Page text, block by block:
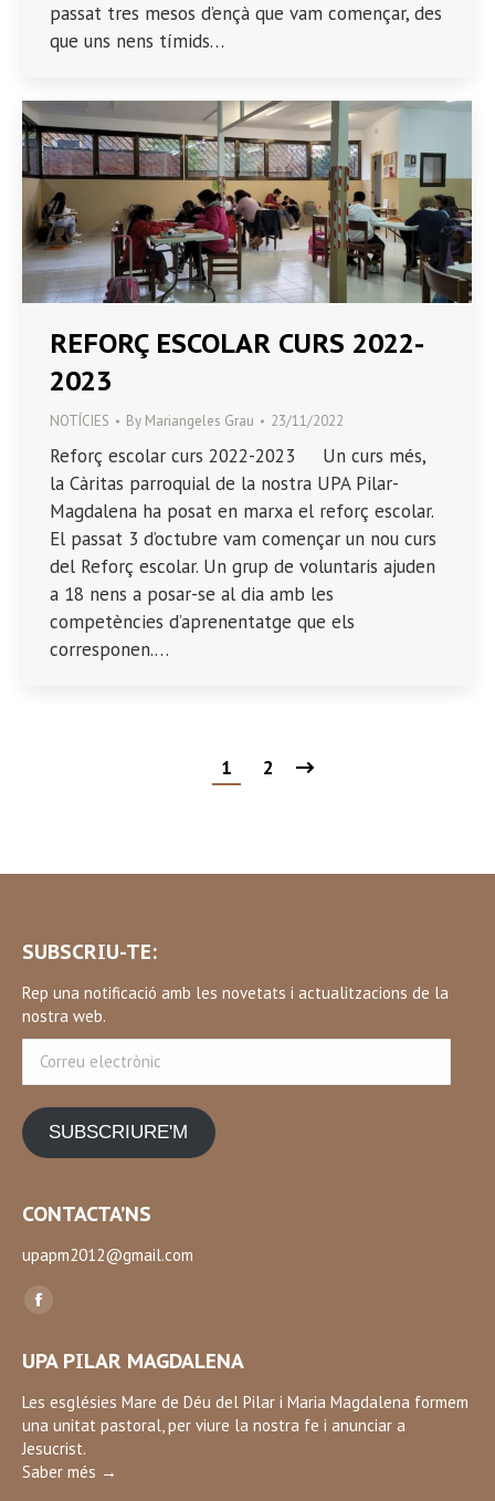
passat tres mesos d’ençà que vam començar, des
que uns nens tímids…
REFORÇ ESCOLAR CURS 2022-
2023
NOTÍCIES By Mariangeles Grau 23/11/2022
Reforç escolar curs 2022-2023 Un curs més,
la Càritas parroquial de la nostra UPA Pilar-
Magdalena ha posat en marxa el reforç escolar.
El passat 3 d’octubre vam començar un nou curs
del Reforç escolar. Un grup de voluntaris ajuden
a 18 nens a posar-se al dia amb les
competències d’aprenentatge que els
corresponen.…
1 2
SUBSCRIU-TE:
Rep una notificació amb les novetats i actualitzacions de la
nostra web.
electrònic
SUBSCRIURE'M
CONTACTA’NS
upapm2012@gmail.com
Find us on:
Facebook
opens
in
new
window
UPA PILAR MAGDALENA
Les esglésies Mare de Déu del Pilar i Maria Magdalena formem
una unitat pastoral, per viure la nostra fe i anunciar a
Jesucrist.
Saber més →